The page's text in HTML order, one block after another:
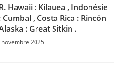
Hawaii : Kilauea , Indonésie
, Costa Rica : Rincón
: Great Sitkin .
novembre 2025